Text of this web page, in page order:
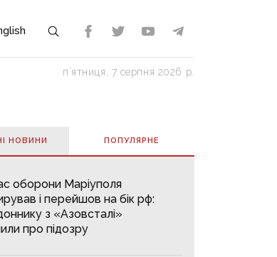
пʼятниця, 7 серпня 2026 р.
НОВИНИ ПОПУЛЯРНE
оборони Маріуполя
і перейшов на бік рф:
з «Азовсталі»
про підозру